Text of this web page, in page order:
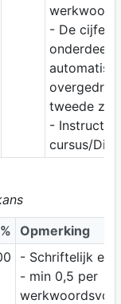
- De cijfers
onderdeel
tweede
-
cursus/
% Opmerking
- Schriftelijk
- min 0,5 per